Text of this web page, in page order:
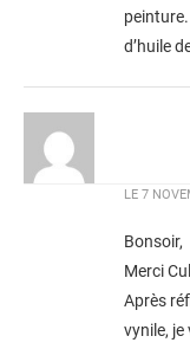
d’huile
LE 7
Bonsoir,
Merci
Après
vynile,